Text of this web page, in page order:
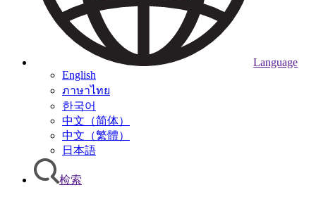
Language
English
ภาษาไทย
한국어
中文（简体）
中文（繁體）
日本語
检索